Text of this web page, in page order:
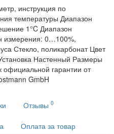
инструкция по
температуры Диапазон
1°C Диапазон
измерения: 0…100%,
Стекло, поликарбонат Цвет
Настенный Размеры
официальной гарантии от
GmbH
Отзывы 0
Оплата за товар